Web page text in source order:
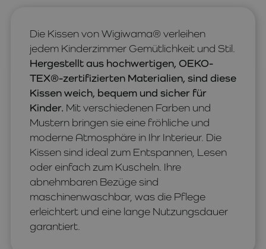
Die Kissen von Wigiwama® verleihen
jedem Kinderzimmer Gemütlichkeit und Stil.
Hergestellt aus hochwertigen, OEKO-
TEX®-zertifizierten Materialien, sind diese
Kissen weich, bequem und sicher für
Kinder. Mit verschiedenen Farben und
Mustern bringen sie eine fröhliche und
moderne Atmosphäre in Ihr Interieur. Die
Kissen sind ideal zum Entspannen, Lesen
oder einfach zum Kuscheln. Ihre
abnehmbaren Bezüge sind
maschinenwaschbar, was die Pflege
erleichtert und eine lange Nutzungsdauer
garantiert.